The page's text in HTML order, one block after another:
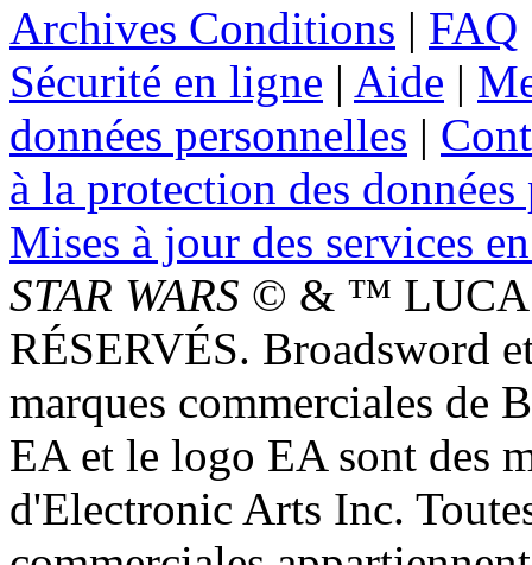
Archives Conditions | FAQ
Sécurité en ligne | Aide |
données personnelles |
à la protection des
Mises à jour des services
STAR WARS © & ™
RÉSERVÉS. Broadsword
marques commerciales de
EA et le logo EA sont des
d'Electronic Arts Inc.